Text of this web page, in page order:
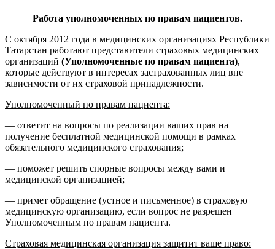
Работа уполномоченных по правам пациентов.
С октября 2012 года в медицинских организациях Республики
Татарстан работают представители страховых медицинских
организаций (Уполномоченные по правам пациента),
которые действуют в интересах застрахованных лиц вне
зависимости от их страховой принадлежности.
Уполномоченный по правам пациента:
— ответит на вопросы по реализации ваших прав на
получение бесплатной медицинской помощи в рамках
обязательного медицинского страхования;
— поможет решить спорные вопросы между вами и
медицинской организацией;
— примет обращение (устное и письменное) в страховую
медицинскую организацию, если вопрос не разрешен
Уполномоченным по правам пациента.
Страховая медицинская организация защитит ваше право: